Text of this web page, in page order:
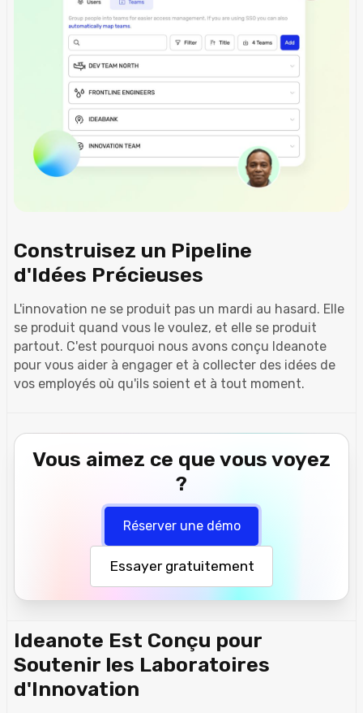
Construisez un Pipeline
d'Idées Précieuses
L'innovation ne se produit pas un mardi au hasard. Elle
se produit quand vous le voulez, et elle se produit
partout. C'est pourquoi nous avons conçu Ideanote
pour vous aider à engager et à collecter des idées de
vos employés où qu'ils soient et à tout moment.
Vous aimez ce que vous voyez
?
Réserver une démo
Essayer gratuitement
Ideanote Est Conçu pour
Soutenir les Laboratoires
d'Innovation